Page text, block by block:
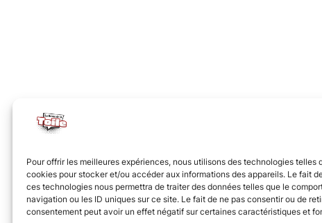
Pour offrir les meilleures expériences, nous utilisons des technologies telles
cookies pour stocker et/ou accéder aux informations des appareils. Le fait
ces technologies nous permettra de traiter des données telles que le
navigation ou les ID uniques sur ce site. Le fait de ne pas consentir ou de
consentement peut avoir un effet négatif sur certaines caractéristiques et